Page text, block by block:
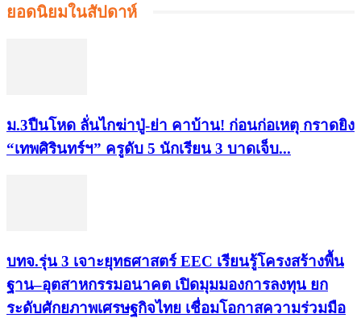
ยอดนิยมในสัปดาห์
ม.3ปืนโหด ลั่นไกฆ่าปู่-ย่า คาบ้าน! ก่อนก่อเหตุ กราดยิง
“เทพศิรินทร์ฯ” ครูดับ 5 นักเรียน 3 บาดเจ็บ...
บทจ.รุ่น 3 เจาะยุทธศาสตร์ EEC เรียนรู้โครงสร้างพื้น
ฐาน–อุตสาหกรรมอนาคต เปิดมุมมองการลงทุน ยก
ระดับศักยภาพเศรษฐกิจไทย เชื่อมโอกาสความร่วมมือ